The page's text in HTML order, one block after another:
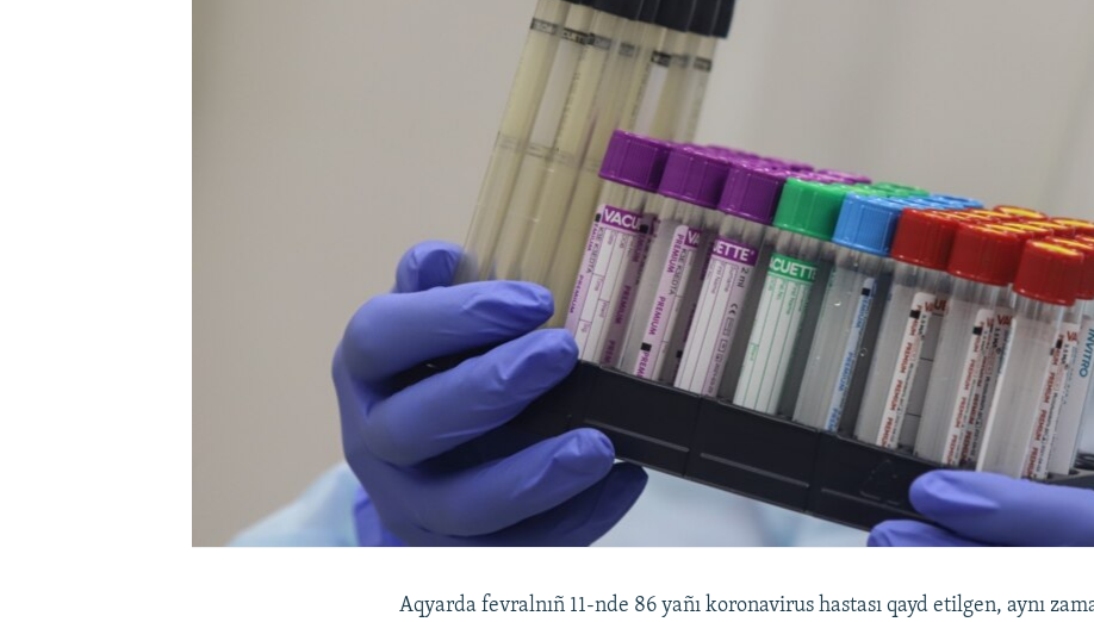
Aqyarda fevralnıñ 11-nde 86 yañı koronavirus hastası qayd etilgen, aynı